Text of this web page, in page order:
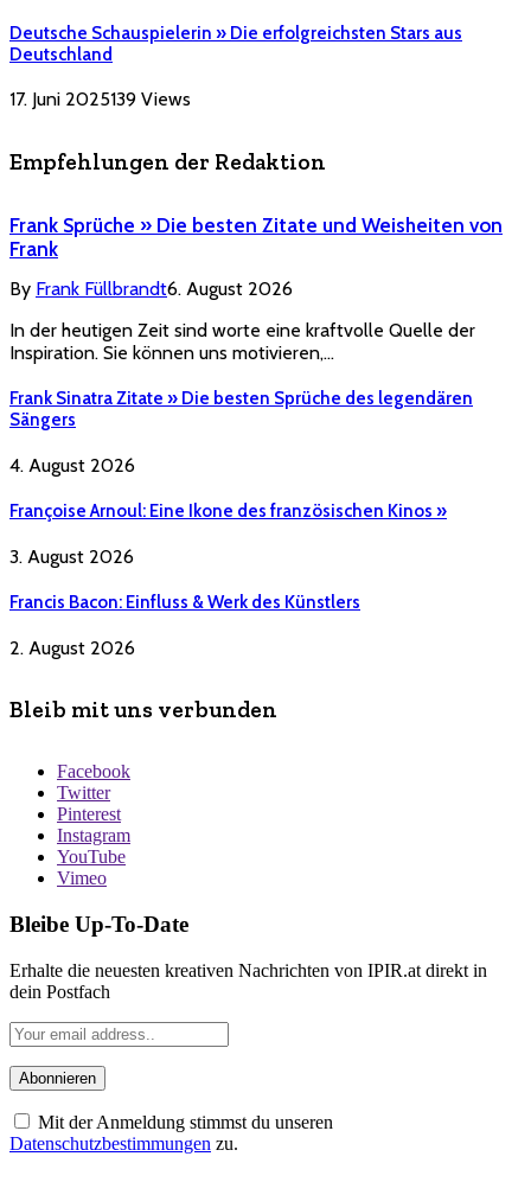
Deutsche Schauspielerin » Die erfolgreichsten Stars aus
Deutschland
17. Juni 2025139 Views
Empfehlungen der Redaktion
Frank Sprüche » Die besten Zitate und Weisheiten von
Frank
By Frank Füllbrandt6. August 2026
In der heutigen Zeit sind worte eine kraftvolle Quelle der
Inspiration. Sie können uns motivieren,…
Frank Sinatra Zitate » Die besten Sprüche des legendären
Sängers
4. August 2026
Françoise Arnoul: Eine Ikone des französischen Kinos »
3. August 2026
Francis Bacon: Einfluss & Werk des Künstlers
2. August 2026
Bleib mit uns verbunden
Facebook
Twitter
Pinterest
Instagram
YouTube
Vimeo
Bleibe Up-To-Date
Erhalte die neuesten kreativen Nachrichten von IPIR.at direkt in
dein Postfach
Mit der Anmeldung stimmst du unseren
Datenschutzbestimmungen zu.